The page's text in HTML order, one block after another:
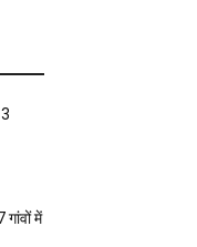
गांवों में